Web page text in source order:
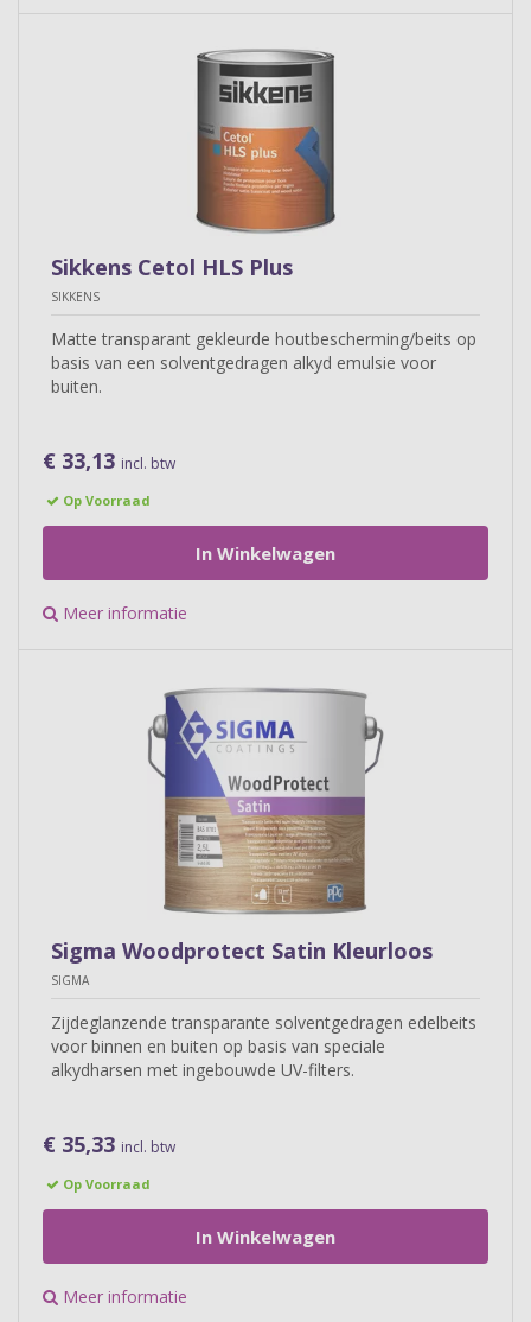
Sikkens Cetol HLS Plus
SIKKENS
Matte transparant gekleurde houtbescherming/beits op
basis van een solventgedragen alkyd emulsie voor
buiten.
€ 33,13 incl. btw
Op Voorraad
In Winkelwagen
Meer informatie
Sigma Woodprotect Satin Kleurloos
SIGMA
Zijdeglanzende transparante solventgedragen edelbeits
voor binnen en buiten op basis van speciale
alkydharsen met ingebouwde UV-filters.
€ 35,33 incl. btw
Op Voorraad
In Winkelwagen
Meer informatie